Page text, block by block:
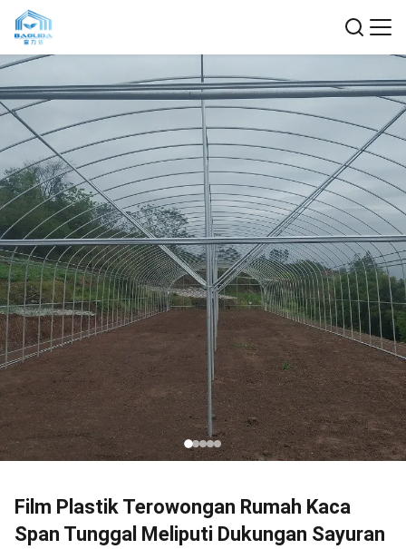
Film Plastik Terowongan Rumah Kaca
Span Tunggal Meliputi Dukungan Sayuran